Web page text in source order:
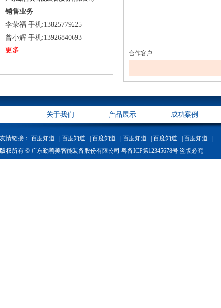
销售业务
李荣福 手机:13825779225
曾小辉 手机:13926840693
更多....
合作客户
关于我们 产品展示 成功案例
友情链接： 百度知道 | 百度知道 | 百度知道 | 百度知道 | 百度知道 |
百度知道 |
版权所有 © 广东勤善美智能装备股份有限公司 粤备ICP第12345678号 盗版必究